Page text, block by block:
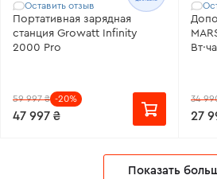
Оставить отзыв
Портативная зарядная
станция Growatt Infinity
2000 Pro
59 997 ₴ -20%
47 997 ₴
34
27
Показать